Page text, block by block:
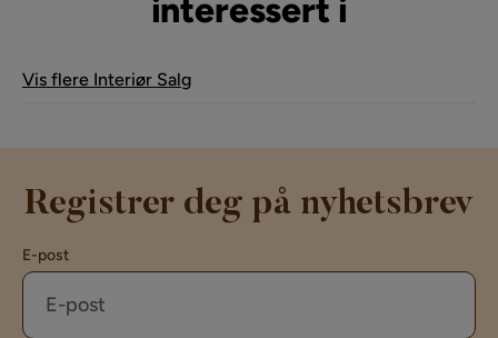
interessert i
Vis flere Interiør Salg
Registrer deg på nyhetsbrev
E-post